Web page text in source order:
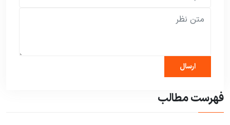
فهرست مطالب